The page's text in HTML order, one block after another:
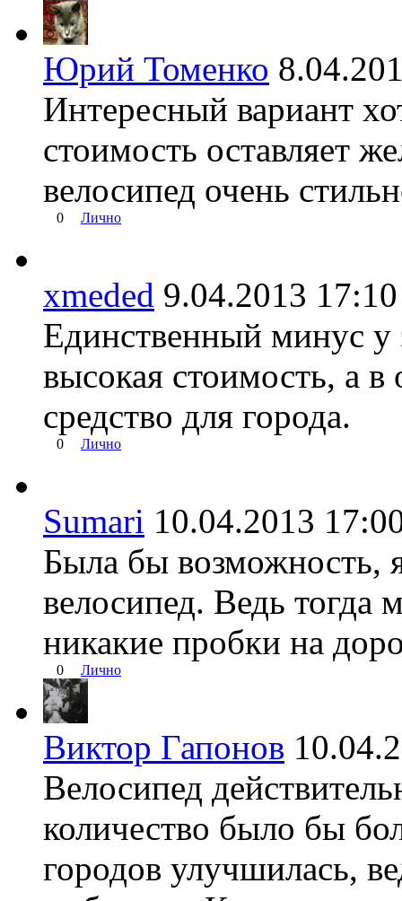
Юрий Томенко
Интересный вариант
стоимость оставляет
велосипед очень
0 Лично
xmeded 9.04.2013
Единственный минус у
высокая стоимость, а в
средство для города.
0 Лично
Sumari 10.04.2013
Была бы возможность,
велосипед. Ведь
никакие пробки на
0 Лично
Виктор Гапонов
Велосипед
количество было бы
городов улучшилась,